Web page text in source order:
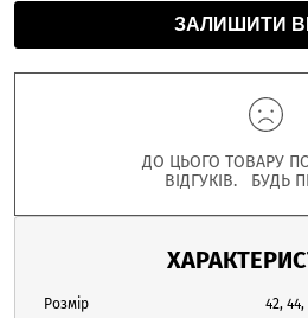
ЗАЛИШИТИ
ДО ЦЬОГО ТОВАРУ
ВІДГУКІВ. БУДЬ
Розмір 42,